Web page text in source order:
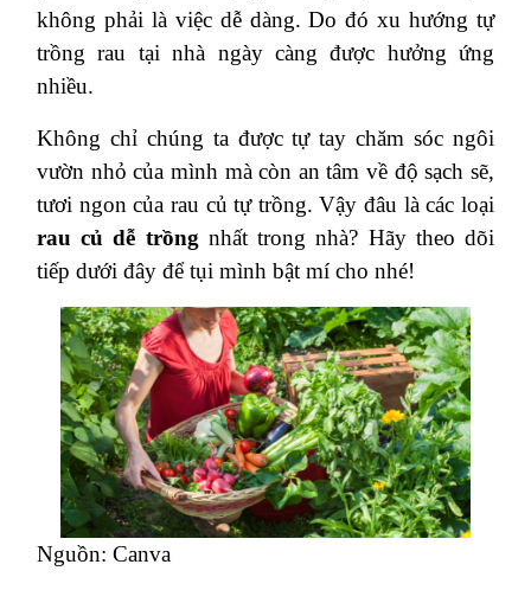
không phải là việc dễ dàng. Do đó xu hướng tự
trồng rau tại nhà ngày càng được hưởng ứng
nhiều.
Không chỉ chúng ta được tự tay chăm sóc ngôi
vườn nhỏ của mình mà còn an tâm về độ sạch sẽ,
tươi ngon của rau củ tự trồng. Vậy đâu là các loại
rau củ dễ trồng nhất trong nhà? Hãy theo dõi
tiếp dưới đây để tụi mình bật mí cho nhé!
Nguồn: Canva